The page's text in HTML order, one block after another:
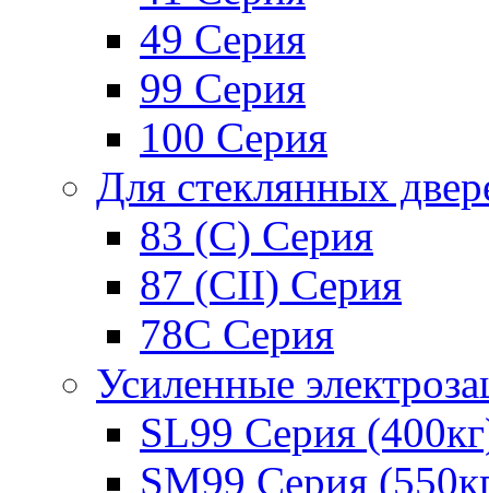
49 Серия
99 Серия
100 Серия
Для стеклянных
83 (C) Серия
87 (CII) Серия
78С Серия
Усиленные
SL99 Серия
SM99 Серия